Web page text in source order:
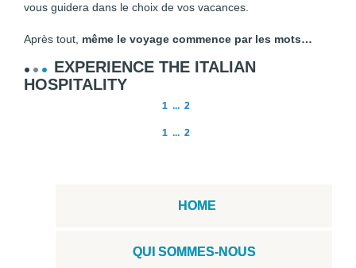
vous guidera dans le choix de vos vacances.
Après tout, même le voyage commence par les mots…
EXPERIENCE THE ITALIAN
HOSPITALITY
1 ... 2
1 ... 2
HOME
QUI SOMMES-NOUS